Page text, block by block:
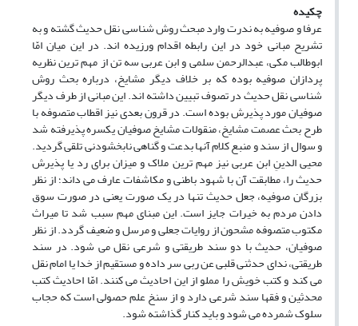
چکیده
عرفا و صوفیه به ندرت وارد مبحث روش شناسی نقل حدیث گشته و به
تشریح مبانی خود در این رابطه اقدام ورزیده اند. در این میان امّا
ابوطالب مکی، عبدالرحمن سلمی و ابن عربی سه تن از مهم ترین نظریه
پردازان صوفیه بوده که بر خلاف دیگر مشایخ، درباره بحث روش
شناسی نقل حدیث در تصوف تبیین داشته اند. این مبانی از طرف دیگر
صوفیان مورد پذیرش بوده است. در قرون بعدی نیز اقطاب متصوفه با
طرح بحث عصمت مشایخ، منقولات مشایخ صوفیان یکسره پذیرفته شد
و سوال از سند و منبع کلام آنها بدعت و گناهی نابخشودنی تلقی گردید.
محیی الدینِ ابن عربی نیز مهم ترین ملاک و میزان برای رد یا پذیرش
حدیث را، مطابقت آن با شهود باطنی و مکاشفات عارف می داند؛ از نظر
بزرگان صوفیه، جعل حدیث تنها در یک صورت یعنی در صورت سوق
دادن مردم به خیرات جایز است. این مبنای مهم سبب شد تا میراث
مکتوب متصوفه مشحون از روایات جعلی و مرسل و ضعیف گردد. از نظر
صوفیان، حدیث با دو سند طریقتی و شرعی نقل می شود. در سند
طریقتی، ندای حدثنی قلبی عن ربی سر داده و مستقیم از خدا یا امام نقل
می کند و کتب خویش را مملو از این احادیث می کنند. امّا احادیث کتب
محدثین و فقها سند شرعی دارد و از سنخ علم حصولی است که حجاب
سلوک شمرده می شود و باید کنار گذاشته شود.